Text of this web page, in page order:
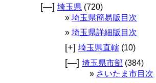
[—] 埼玉県 (720)
埼玉県簡易版目次
埼玉県詳細版目次
[+] 埼玉県直轄 (10)
[—] 埼玉県市部 (384)
さいたま市目次